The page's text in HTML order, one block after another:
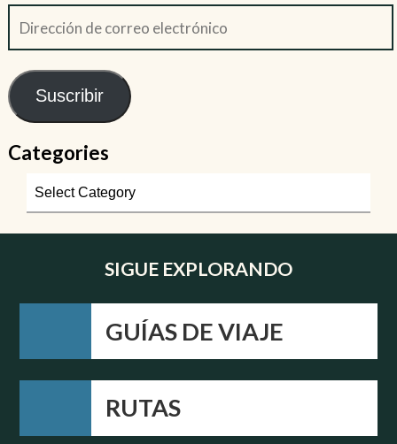
Suscribir
Categories
SIGUE EXPLORANDO
GUÍAS DE VIAJE
RUTAS